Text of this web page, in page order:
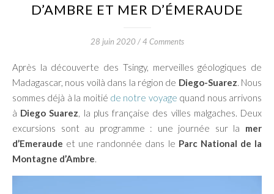
D’AMBRE ET MER D’ÉMERAUDE
28 juin 2020 / 4 Comments
Après la découverte des Tsingy, merveilles géologiques de
Madagascar, nous voilà dans la région de Diego-Suarez. Nous
sommes déjà à la moitié de notre voyage quand nous arrivons
à Diego Suarez, la plus française des villes malgaches. Deux
excursions sont au programme : une journée sur la mer
d’Emeraude et une randonnée dans le Parc National de la
Montagne d’Ambre.